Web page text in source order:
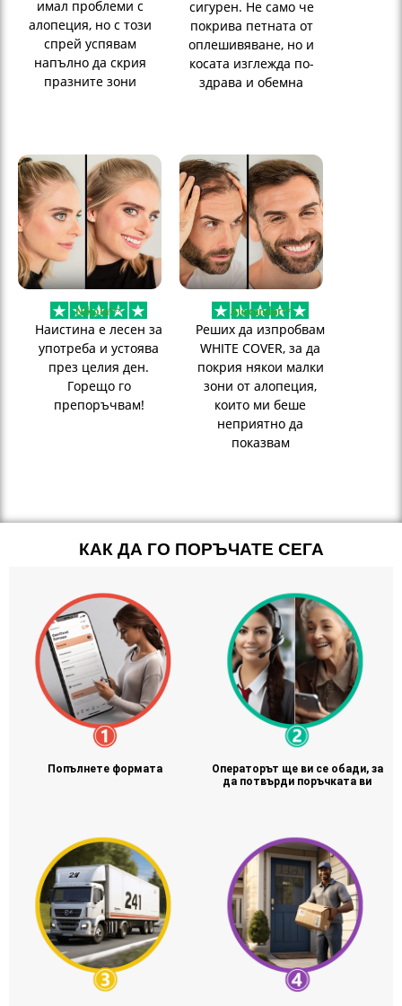
имал проблеми с
алопеция, но с този
спрей успявам
напълно да скрия
празните зони
сигурен. Не само че
покрива петната от
оплешивяване, но и
косата изглежда по-
здрава и обемна
Nikola***
Наистина е лесен за
употреба и устоява
през целия ден.
Горещо го
препоръчвам!
Alexandar**
Реших да изпробвам
WHITE COVER, за да
покрия някои малки
зони от алопеция,
които ми беше
неприятно да
показвам
КАК ДА ГО ПОРЪЧАТЕ СЕГА
Попълнете формата
Операторът ще ви се обади, за
да потвърди поръчката ви